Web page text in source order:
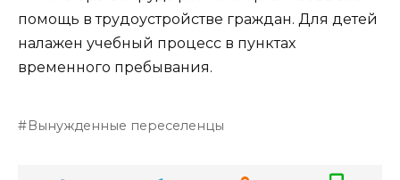
помощь в трудоустройстве граждан. Для детей
налажен учебный процесс в пунктах
временного пребывания.
Вынужденные переселенцы